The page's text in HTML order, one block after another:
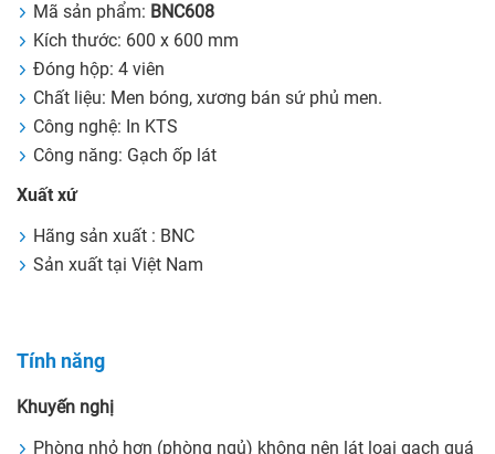
Mã sản phẩm: BNC608
Kích thước: 600 x 600 mm
Đóng hộp: 4 viên
Chất liệu: Men bóng, xương bán sứ phủ men.
Công nghệ: In KTS
Công năng: Gạch ốp lát
Xuất xứ
Hãng sản xuất : BNC
Sản xuất tại Việt Nam
Tính năng
Khuyến nghị
Phòng nhỏ hơn (phòng ngủ) không nên lát loại gạch quá